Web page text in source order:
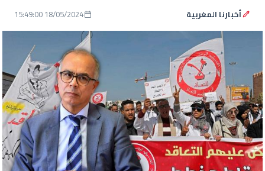
أخبارنا المغربية 18/05/2024 15:49:00